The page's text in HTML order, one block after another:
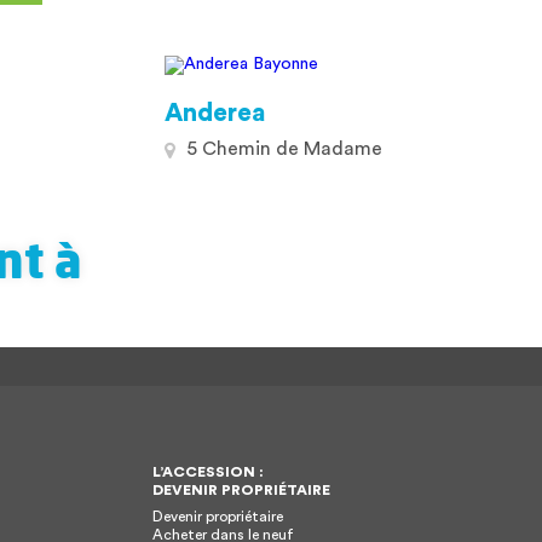
Anderea
5 Chemin de Madame
à
L’ACCESSION :
DEVENIR PROPRIÉTAIRE
Devenir propriétaire
Acheter dans le neuf